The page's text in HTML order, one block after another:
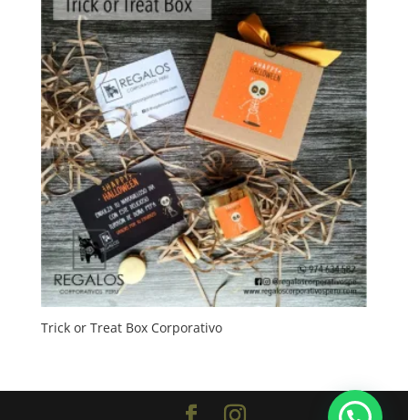
Trick or Treat Box Corporativo